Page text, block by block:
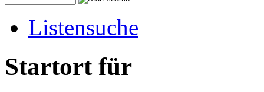
Listensuche
Startort für